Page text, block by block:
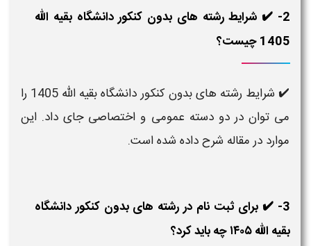
2- ✔️ شرایط رشته های بدون کنکور دانشگاه بقیه الله
1405 چیست؟
✔️ شرایط رشته های بدون کنکور دانشگاه بقیه الله 1405 را
می توان در دو دسته عمومی و اختصاصی جای داد. این
موارد در مقاله شرح داده شده است.
3- ✔️ برای ثبت نام در رشته های بدون کنکور دانشگاه
بقیه الله ۱۴۰۵ چه باید کرد؟